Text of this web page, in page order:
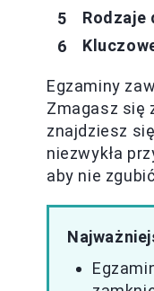
Rodzaje
Egzaminy
Zmagasz się
znajdziesz
niezwykła
aby nie